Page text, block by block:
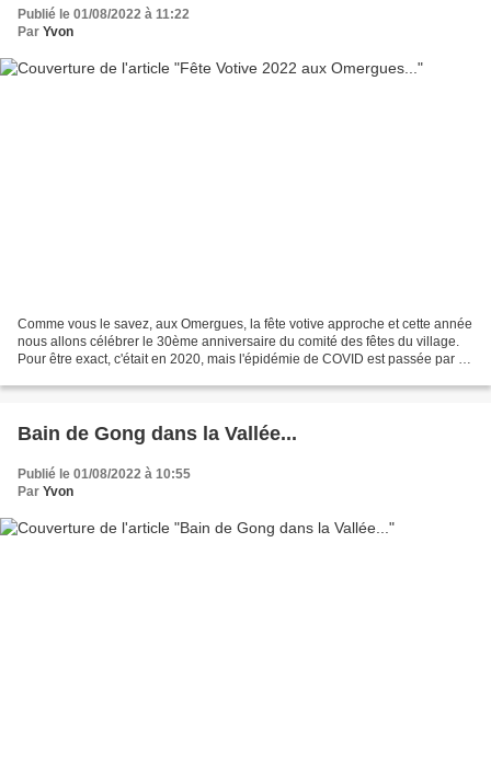
Publié le 01/08/2022 à 11:22
Par Yvon
Comme vous le savez, aux Omergues, la fête votive approche et cette année
nous allons célébrer le 30ème anniversaire du comité des fêtes du village.
Pour être exact, c'était en 2020, mais l'épidémie de COVID est passée par là.
Bain de Gong dans la Vallée...
Publié le 01/08/2022 à 10:55
Par Yvon